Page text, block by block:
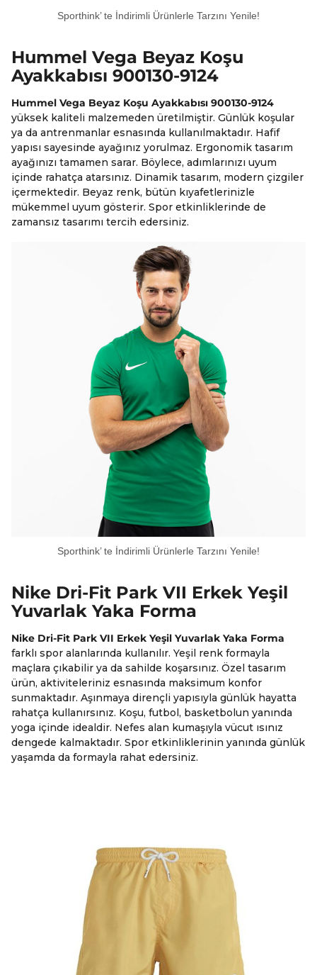
Sporthink’ te İndirimli Ürünlerle Tarzını Yenile!
Hummel Vega Beyaz Koşu
Ayakkabısı 900130-9124
Hummel Vega Beyaz Koşu Ayakkabısı 900130-9124
yüksek kaliteli malzemeden üretilmiştir. Günlük koşular
ya da antrenmanlar esnasında kullanılmaktadır. Hafif
yapısı sayesinde ayağınız yorulmaz. Ergonomik tasarım
ayağınızı tamamen sarar. Böylece, adımlarınızı uyum
içinde rahatça atarsınız. Dinamik tasarım, modern çizgiler
içermektedir. Beyaz renk, bütün kıyafetlerinizle
mükemmel uyum gösterir. Spor etkinliklerinde de
zamansız tasarımı tercih edersiniz.
Sporthink’ te İndirimli Ürünlerle Tarzını Yenile!
Nike Dri-Fit Park VII Erkek Yeşil
Yuvarlak Yaka Forma
Nike Dri-Fit Park VII Erkek Yeşil Yuvarlak Yaka Forma
farklı spor alanlarında kullanılır. Yeşil renk formayla
maçlara çıkabilir ya da sahilde koşarsınız. Özel tasarım
ürün, aktiviteleriniz esnasında maksimum konfor
sunmaktadır. Aşınmaya dirençli yapısıyla günlük hayatta
rahatça kullanırsınız. Koşu, futbol, basketbolun yanında
yoga içinde idealdir. Nefes alan kumaşıyla vücut ısınız
dengede kalmaktadır. Spor etkinliklerinin yanında günlük
yaşamda da formayla rahat edersiniz.